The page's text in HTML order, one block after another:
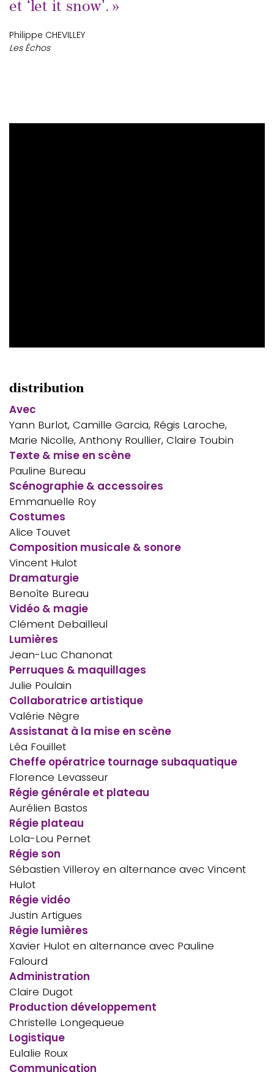
et ʻlet it snowʼ. »
Philippe CHEVILLEY
Les Échos
distribution
Avec
Yann Burlot, Camille Garcia, Régis Laroche,
Marie Nicolle, Anthony Roullier, Claire Toubin
Texte & mise en scène
Pauline Bureau
Scénographie & accessoires
Emmanuelle Roy
Costumes
Alice Touvet
Composition musicale & sonore
Vincent Hulot
Dramaturgie
Benoîte Bureau
Vidéo & magie
Clément Debailleul
Lumières
Jean-Luc Chanonat
Perruques & maquillages
Julie Poulain
Collaboratrice artistique
Valérie Nègre
Assistanat à la mise en scène
Léa Fouillet
Cheffe opératrice tournage subaquatique
Florence Levasseur
Régie générale et plateau
Aurélien Bastos
Régie plateau
Lola-Lou Pernet
Régie son
Sébastien Villeroy en alternance avec Vincent
Hulot
Régie vidéo
Justin Artigues
Régie lumières
Xavier Hulot en alternance avec Pauline
Falourd
Administration
Claire Dugot
Production développement
Christelle Longequeue
Logistique
Eulalie Roux
Communication